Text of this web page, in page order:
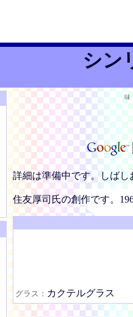
シン
味
詳細は準備中です。しばし
住友厚司氏の創作です。
グラス： カクテルグラス